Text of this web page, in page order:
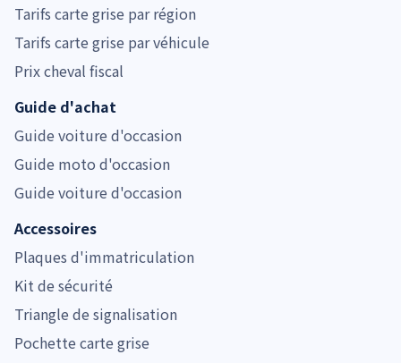
Tarifs carte grise par région
Tarifs carte grise par véhicule
Prix cheval fiscal
Guide d'achat
Guide voiture d'occasion
Guide moto d'occasion
Guide voiture d'occasion
Accessoires
Plaques d'immatriculation
Kit de sécurité
Triangle de signalisation
Pochette carte grise